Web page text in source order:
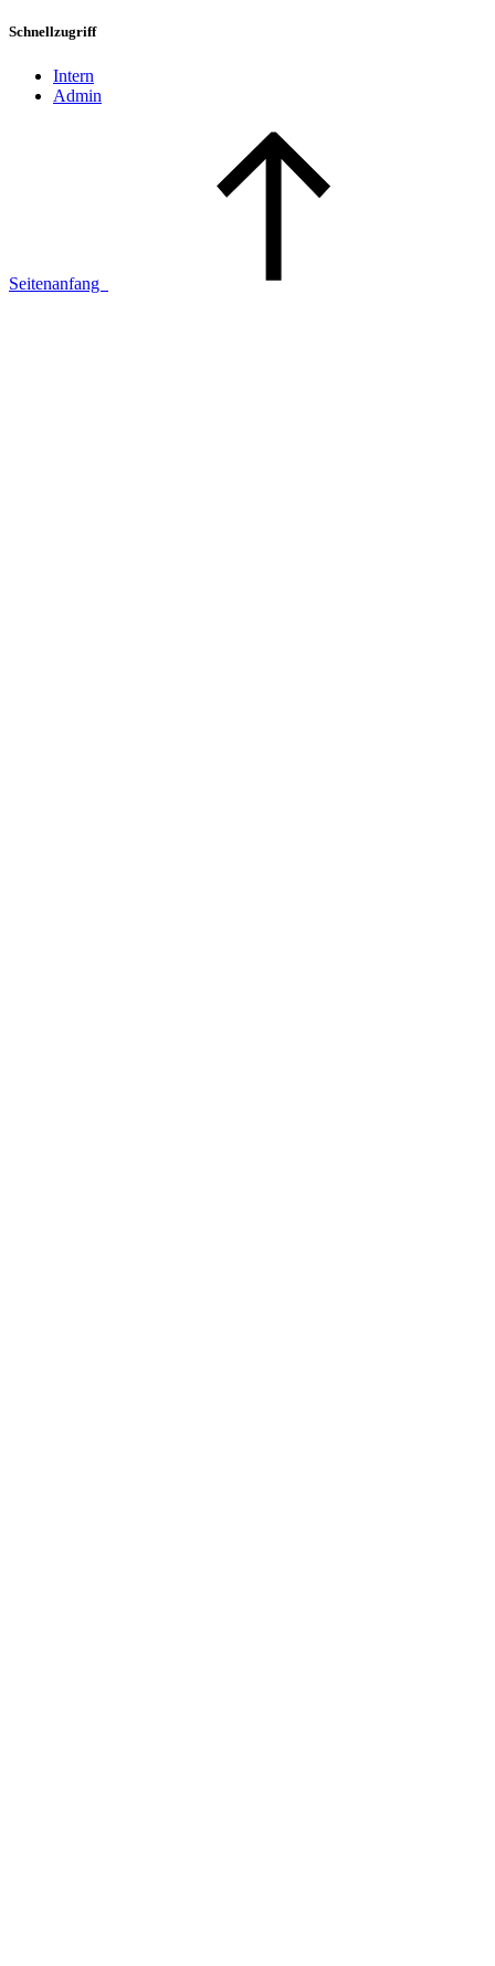
Schnellzugriff
Intern
Admin
Seitenanfang